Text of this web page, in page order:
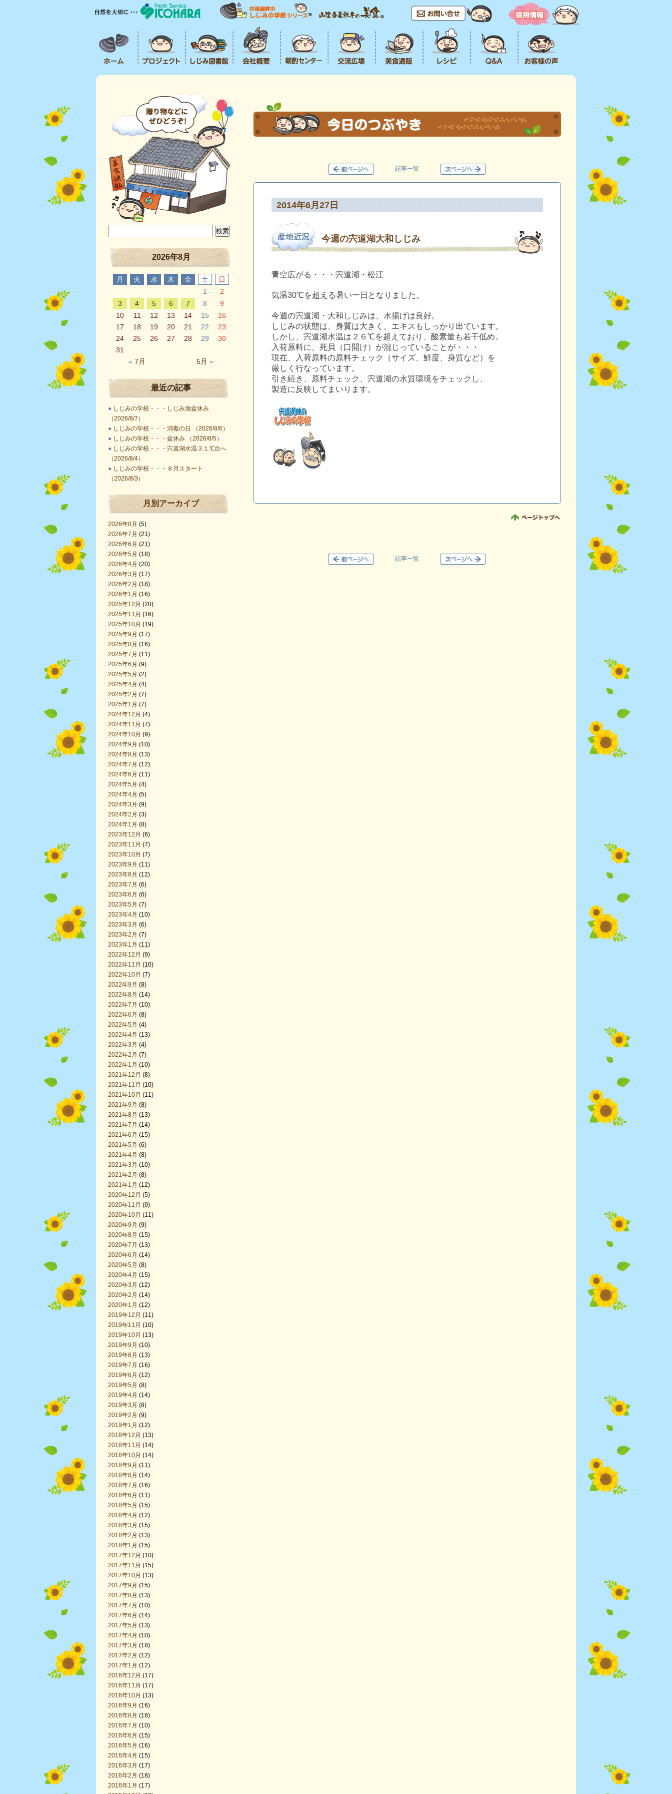
2026年8月
月 火 水 木 金 土 日
« 7月 5月 »
1
2
3
4 5 6 7 8
9
10
11 12 13 14 15
16
17
18 19 20 21 22
23
24
25 26 27 28 29
30
31
最近の記事
● しじみの学校・・・しじみ漁盆休み
（2026/8/7）
● しじみの学校・・・消毒の日 （2026/8/6）
● しじみの学校・・・盆休み （2026/8/5）
● しじみの学校・・・宍道湖水温３１℃台へ
（2026/8/4）
● しじみの学校・・・８月スタート
（2026/8/3）
月別アーカイブ
2026年8月 (5)
2026年7月 (21)
2026年6月 (21)
2026年5月 (18)
2026年4月 (20)
2026年3月 (17)
2026年2月 (18)
2026年1月 (16)
2025年12月 (20)
2025年11月 (16)
2025年10月 (19)
2025年9月 (17)
2025年8月 (16)
2025年7月 (11)
2025年6月 (9)
2025年5月 (2)
2025年4月 (4)
2025年2月 (7)
2025年1月 (7)
2024年12月 (4)
2024年11月 (7)
2024年10月 (9)
2024年9月 (10)
2024年8月 (13)
2024年7月 (12)
2024年6月 (11)
2024年5月 (4)
2024年4月 (5)
2024年3月 (9)
2024年2月 (3)
2024年1月 (8)
2023年12月 (6)
2023年11月 (7)
2023年10月 (7)
2023年9月 (11)
2023年8月 (12)
2023年7月 (6)
2023年6月 (6)
2023年5月 (7)
2023年4月 (10)
2023年3月 (6)
2023年2月 (7)
2023年1月 (11)
2022年12月 (9)
2022年11月 (10)
2022年10月 (7)
2022年9月 (8)
2022年8月 (14)
2022年7月 (10)
2022年6月 (8)
2022年5月 (4)
2022年4月 (13)
2022年3月 (4)
2022年2月 (7)
2022年1月 (10)
2021年12月 (8)
2021年11月 (10)
2021年10月 (11)
2021年9月 (8)
2021年8月 (13)
2021年7月 (14)
2021年6月 (15)
2021年5月 (6)
2021年4月 (8)
2021年3月 (10)
2021年2月 (8)
2021年1月 (12)
2020年12月 (5)
2020年11月 (9)
2020年10月 (11)
2020年9月 (9)
2020年8月 (15)
2020年7月 (13)
2020年6月 (14)
2020年5月 (8)
2020年4月 (15)
2020年3月 (12)
2020年2月 (14)
2020年1月 (12)
2019年12月 (11)
2019年11月 (10)
2019年10月 (13)
2019年9月 (10)
2019年8月 (13)
2019年7月 (16)
2019年6月 (12)
2019年5月 (8)
2019年4月 (14)
2019年3月 (8)
2019年2月 (9)
2019年1月 (12)
2018年12月 (13)
2018年11月 (14)
2018年10月 (14)
2018年9月 (11)
2018年8月 (14)
2018年7月 (16)
2018年6月 (11)
2018年5月 (15)
2018年4月 (12)
2018年3月 (15)
2018年2月 (13)
2018年1月 (15)
2017年12月 (10)
2017年11月 (15)
2017年10月 (13)
2017年9月 (15)
2017年8月 (13)
2017年7月 (10)
2017年6月 (14)
2017年5月 (13)
2017年4月 (10)
2017年3月 (18)
2017年2月 (12)
2017年1月 (12)
2016年12月 (17)
2016年11月 (17)
2016年10月 (13)
2016年9月 (16)
2016年8月 (18)
2016年7月 (10)
2016年6月 (15)
2016年5月 (16)
2016年4月 (15)
2016年3月 (17)
2016年2月 (18)
2016年1月 (17)
記事一覧
2014年6月27日
今週の宍道湖大和しじみ
青空広がる・・・宍道湖・松江
気温30℃を超える暑い一日となりました。
今週の宍道湖・大和しじみは、水揚げは良好。
しじみの状態は、身質は大きく、エキスもしっかり出ています。
しかし、宍道湖水温は２６℃を超えており、酸素量も若干低め。
入荷原料に、死貝（口開け）が混じっていることが・・・
現在、入荷原料の原料チェック（サイズ、鮮度、身質など）を
厳しく行なっています。
引き続き、原料チェック、宍道湖の水質環境をチェックし、
製造に反映してまいります。
記事一覧